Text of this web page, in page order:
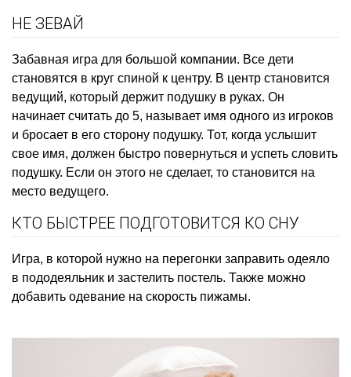
НЕ ЗЕВАЙ
Забавная игра для большой компании. Все дети
становятся в круг спиной к центру. В центр становится
ведущий, который держит подушку в руках. Он
начинает считать до 5, называет имя одного из игроков
и бросает в его сторону подушку. Тот, когда услышит
свое имя, должен быстро повернуться и успеть словить
подушку. Если он этого не сделает, то становится на
место ведущего.
КТО БЫСТРЕЕ ПОДГОТОВИТСЯ КО СНУ
Игра, в которой нужно на перегонки заправить одеяло
в пододеяльник и застелить постель. Также можно
добавить одевание на скорость пижамы.